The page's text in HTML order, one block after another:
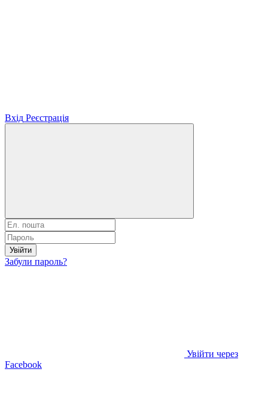
Вхід Реєстрація
Увійти
Забули пароль?
Увійти через
Facebook